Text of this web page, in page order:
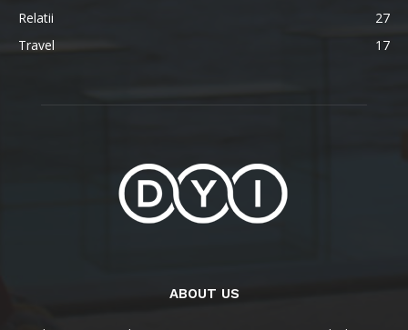
Relatii
27
Travel
17
ABOUT US